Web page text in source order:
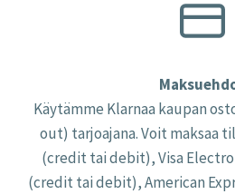
Käytämme Klarnaa kaupan
out) tarjoajana. Voit maksaa
(credit tai debit), Visa
(credit tai debit), American